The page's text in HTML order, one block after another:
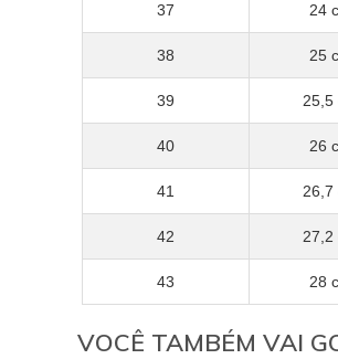
37 24
38 25
39 25,5
40 26
41 26,7
42 27,2
43 28
VOCÊ TAMBÉM VAI